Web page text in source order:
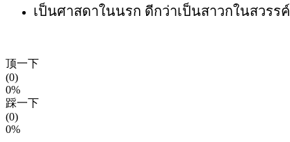
เป็นศาสดาในนรก ดีกว่าเป็นสาวกในสวรรค์
顶一下
(0)
0%
踩一下
(0)
0%